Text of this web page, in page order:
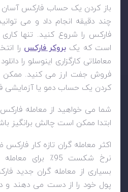
باز کردن یک حساب فارکس
چند دقیقه انجام داد و می
فارکس را شروع کنید. تنها
است که یک بروکر فارکس را
معاملاتی کارگزاری اینوسلو را
فروش جفت ارز می کنید. ممکن
کردن یک حساب دمو یا آزمایشی
شما می خواهید از معامله
ابتدا ممکن است چالش برانگیز
اکثر معامله گران تازه کار
نرخ شکست 95٪
بسیاری از معامله گران جدید
پول خود را از دست می دهند و